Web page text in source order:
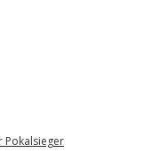
Pokalsieger